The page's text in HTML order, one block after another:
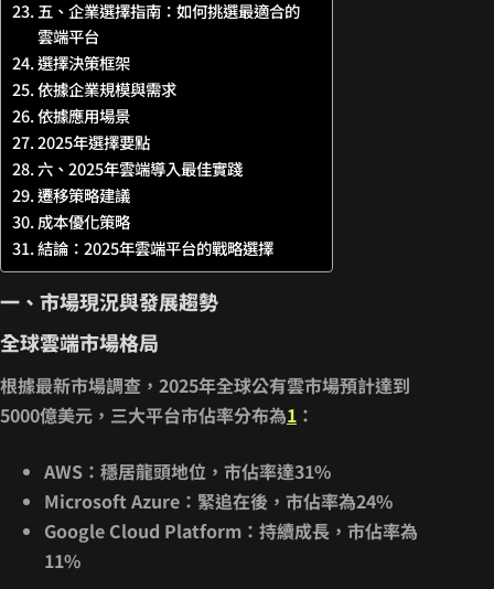
五、企業選擇指南：如何挑選最適合的
雲端平台
選擇決策框架
依據企業規模與需求
依據應用場景
2025年選擇要點
六、2025年雲端導入最佳實踐
遷移策略建議
成本優化策略
結論：2025年雲端平台的戰略選擇
一、市場現況與發展趨勢
全球雲端市場格局
根據最新市場調查，2025年全球公有雲市場預計達到
5000億美元 ，三大平台市佔率分布為1 ：
AWS ：穩居龍頭地位，市佔率達31%
Microsoft Azure ：緊追在後，市佔率為24%
Google Cloud Platform ：持續成長，市佔率為
11%